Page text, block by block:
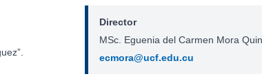
Director
MSc. Eguenia del Carmen Mora
ecmora@ucf.edu.cu